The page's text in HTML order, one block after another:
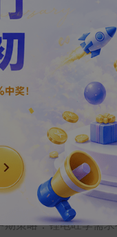
布局PCB铜箔未来可
）首次覆盖报告：
，开启新一轮扩张周
，铜价有望延续强势
）：美国：以“电”为
，高端结构升级驱动
即，高端电子箔业务
策略：锂电旺季需